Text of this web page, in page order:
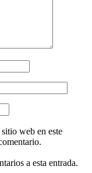
web en este
a esta entrada.